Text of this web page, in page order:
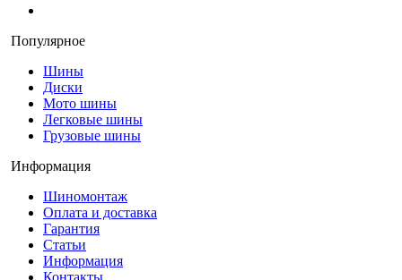
Популярное
Шины
Диски
Мото шины
Легковые шины
Грузовые шины
Информация
Шиномонтаж
Оплата и доставка
Гарантия
Статьи
Информация
Контакты